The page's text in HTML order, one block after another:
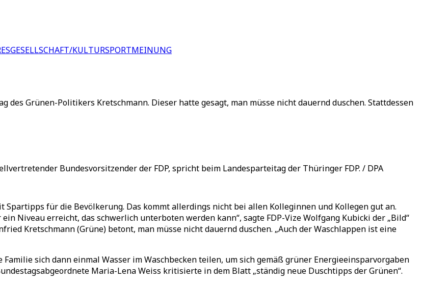
GESELLSCHAFT/KULTURSPORTMEINUNG
des Grünen-Politikers Kretschmann. Dieser hatte gesagt, man müsse nicht dauernd duschen. Stattdessen
Bundesvorsitzender der FDP, spricht beim Landesparteitag der Thüringer FDP. / DPA
für die Bevölkerung. Das kommt allerdings nicht bei allen Kolleginnen und Kollegen gut an.
Niveau erreicht, das schwerlich unterboten werden kann“, sagte FDP-Vize Wolfgang Kubicki der „Bild“
Kretschmann (Grüne) betont, man müsse nicht dauernd duschen. „Auch der Waschlappen ist eine
sich dann einmal Wasser im Waschbecken teilen, um sich gemäß grüner Energieeinsparvorgaben
Maria-Lena Weiss kritisierte in dem Blatt „ständig neue Duschtipps der Grünen“.